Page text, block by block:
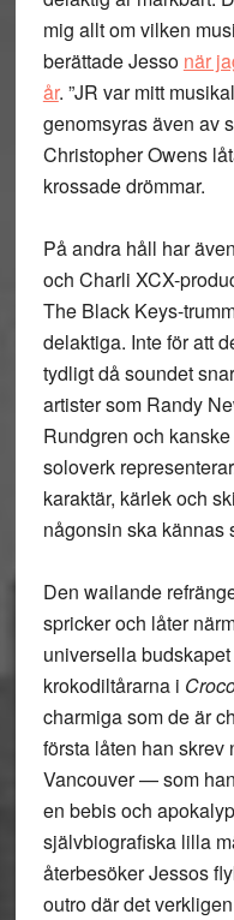
mig allt om vilken
berättade Jesso när
år. ”JR var mitt
genomsyras även av
Christopher Owens
krossade drömmar.
På andra håll har
och Charli XCX-
The Black Keys-
delaktiga. Inte för att
tydligt då soundet
artister som Randy
Rundgren och
soloverk
karaktär, kärlek och
någonsin ska kännas
Den wailande
spricker och låter
universella budskapet
krokodiltårarna i
charmiga som de är
första låten han skrev
Vancouver — som
en bebis och
självbiografiska lilla
återbesöker Jessos
outro där det